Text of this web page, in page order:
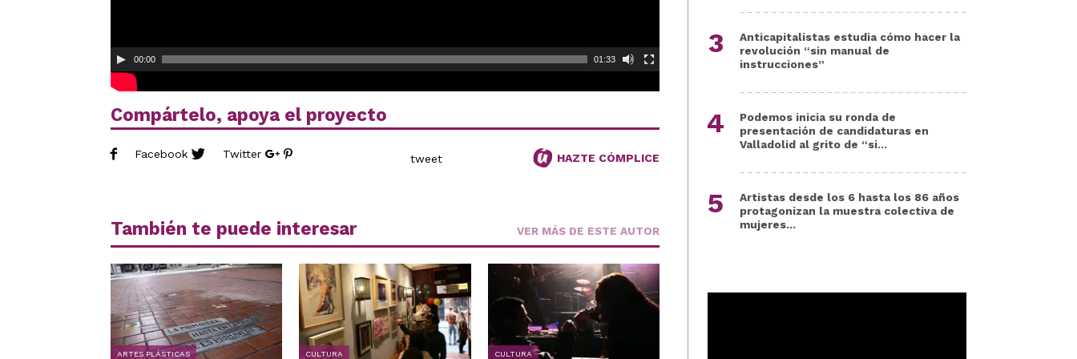
00:00 01:33
Compártelo, apoya el proyecto
Facebook Twitter tweet HAZTE CÓMPLICE
También te puede interesar VER MÁS DE ESTE AUTOR
ARTES PLÁSTICAS CULTURA CULTURA
Anticapitalistas estudia cómo hacer la
revolución “sin manual de
instrucciones”
Podemos inicia su ronda de
presentación de candidaturas en
Valladolid al grito de “si...
Artistas desde los 6 hasta los 86 años
protagonizan la muestra colectiva de
mujeres...